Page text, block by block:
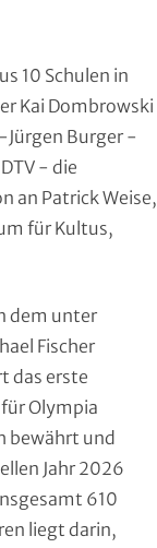
10 Schulen in
Kai Dombrowski
Jürgen Burger -
- die
an Patrick Weise,
für Kultus,
dem unter
Fischer
das erste
Olympia
bewährt und
Jahr 2026
610
liegt darin,